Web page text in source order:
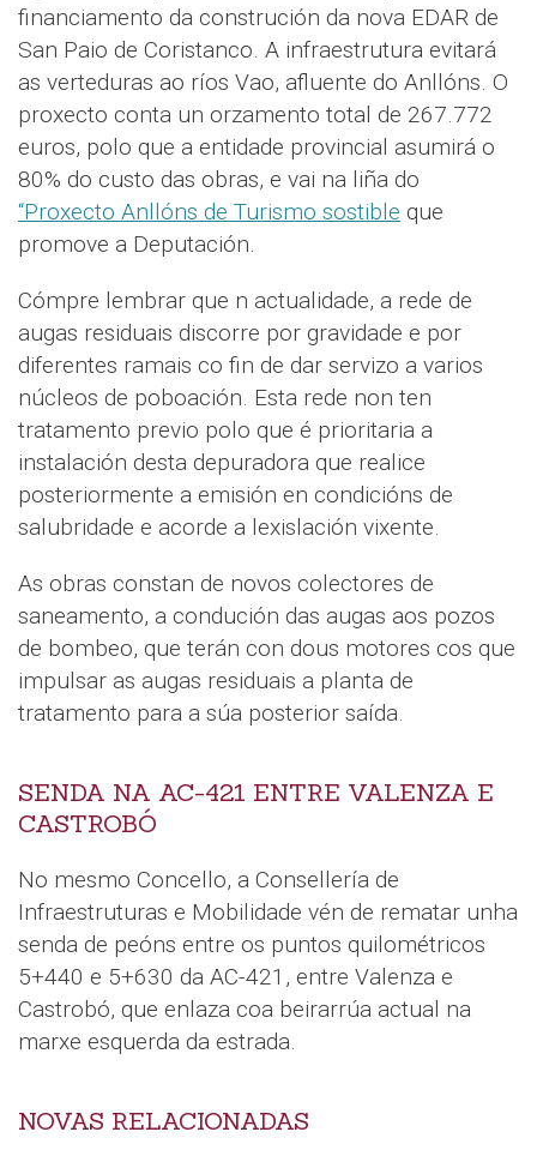
financiamento da construción da nova EDAR de
San Paio de Coristanco. A infraestrutura evitará
as verteduras ao ríos Vao, afluente do Anllóns. O
proxecto conta un orzamento total de 267.772
euros, polo que a entidade provincial asumirá o
80% do custo das obras, e vai na liña do
“Proxecto Anllóns de Turismo sostible que
promove a Deputación.
Cómpre lembrar que n actualidade, a rede de
augas residuais discorre por gravidade e por
diferentes ramais co fin de dar servizo a varios
núcleos de poboación. Esta rede non ten
tratamento previo polo que é prioritaria a
instalación desta depuradora que realice
posteriormente a emisión en condicións de
salubridade e acorde a lexislación vixente.
As obras constan de novos colectores de
saneamento, a condución das augas aos pozos
de bombeo, que terán con dous motores cos que
impulsar as augas residuais a planta de
tratamento para a súa posterior saída.
SENDA NA AC-421 ENTRE VALENZA E
CASTROBÓ
No mesmo Concello, a Consellería de
Infraestruturas e Mobilidade vén de rematar unha
senda de peóns entre os puntos quilométricos
5+440 e 5+630 da AC-421, entre Valenza e
Castrobó, que enlaza coa beirarrúa actual na
marxe esquerda da estrada.
NOVAS RELACIONADAS